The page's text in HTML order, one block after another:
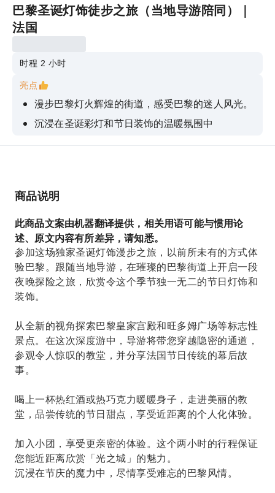
巴黎圣诞灯饰徒步之旅（当地导游陪同）｜
法国
时程 2 小时
亮点
漫步巴黎灯火辉煌的街道，感受巴黎的迷人风光。
沉浸在圣诞彩灯和节日装饰的温暖氛围中
与当地导游一起享受美好时光
商品说明
此商品文案由机器翻译提供，相关用语可能与惯用论
述、原文内容有所差异，请知悉。
参加这场独家圣诞灯饰漫步之旅，以前所未有的方式体
验巴黎。跟随当地导游，在璀璨的巴黎街道上开启一段
夜晚探险之旅，欣赏令这个季节独一无二的节日灯饰和
装饰。
从全新的视角探索巴黎皇家宫殿和旺多姆广场等标志性
景点。在这次深度游中，导游将带您穿越隐密的通道，
参观令人惊叹的教堂，并分享法国节日传统的幕后故
事。
喝上一杯热红酒或热巧克力暖暖身子，走进美丽的教
堂，品尝传统的节日甜点，享受近距离的个人化体验。
加入小团，享受更亲密的体验。这个两小时的行程保证
您能近距离欣赏「光之城」的魅力。
沉浸在节庆的魔力中，尽情享受难忘的巴黎风情。